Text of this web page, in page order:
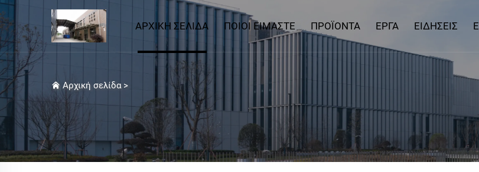
ΑΡΧΙΚΉ ΣΕΛΊΔΑ ΠΟΙΟΙ ΕΊΜΑΣΤΕ ΠΡΟΪΌΝΤΑ ΈΡΓΑ ΕΙΔΉΣΕΙΣ
Αρχική σελίδα>